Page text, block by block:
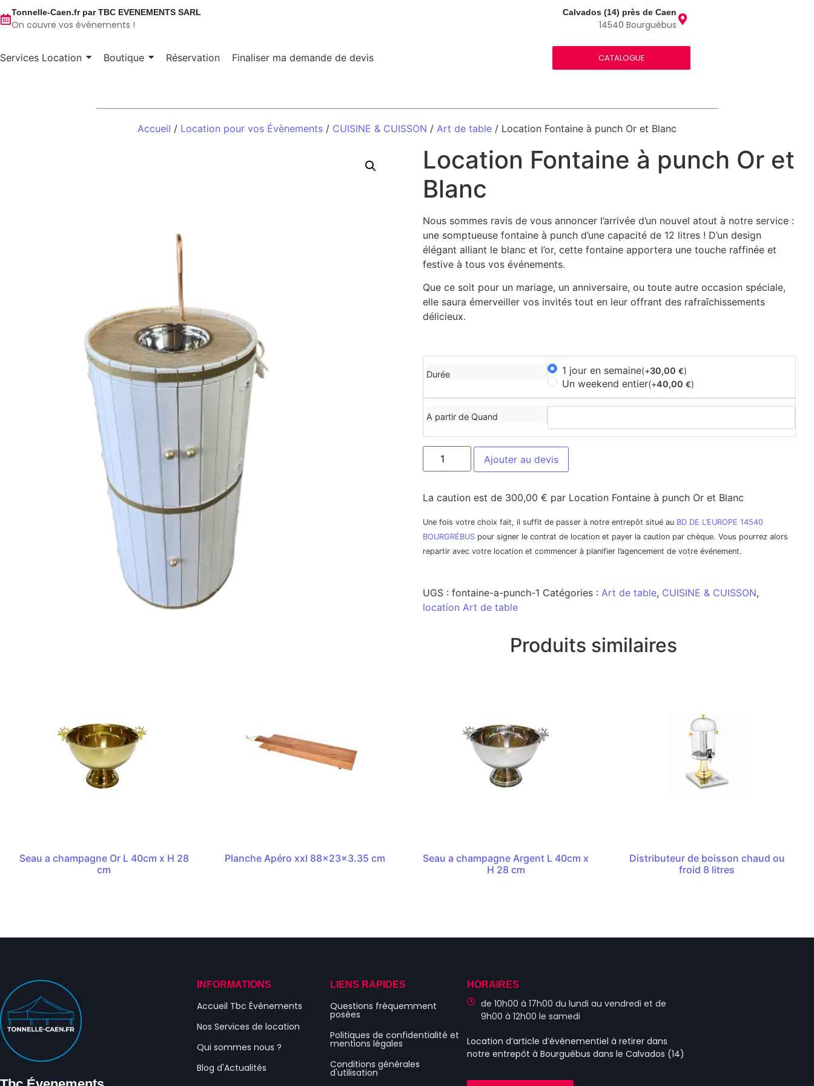
Tonnelle-Caen.fr par TBC EVENEMENTS SARL
On couvre vos événements !
Calvados (14) près de Caen
14540 Bourguébus
Services Location Boutique Réservation Finaliser ma demande de devis CATALOGUE
Accueil / Location pour vos Évènements / CUISINE & CUISSON / Art de table / Location Fontaine à punch Or et Blanc
Location Fontaine à punch Or et
Blanc
Nous sommes ravis de vous annoncer l’arrivée d’un nouvel atout à notre service :
une somptueuse fontaine à punch d’une capacité de 12 litres ! D’un design
élégant alliant le blanc et l’or, cette fontaine apportera une touche raffinée et
festive à tous vos événements.
Que ce soit pour un mariage, un anniversaire, ou toute autre occasion spéciale,
elle saura émerveiller vos invités tout en leur offrant des rafraîchissements
délicieux.
Durée 1 jour en semaine(+30,00 €)
Un weekend entier(+40,00 €)
A partir de Quand
Ajouter au devis
La caution est de 300,00 € par Location Fontaine à punch Or et Blanc
Une fois votre choix fait, il suffit de passer à notre entrepôt situé au BD DE L’EUROPE 14540
BOURGRÉBUSpour signer le contrat de location et payer la caution par chèque. Vous pourrez alors
repartir avec votre location et commencer à planifier l’agencement de votre événement.
UGS : fontaine-a-punch-1 Catégories : Art de table, CUISINE & CUISSON,
location Art de table
Produits similaires
Seau a champagne Or L 40cm x H 28
cm
Planche Apéro xxl 88x23x3.35 cm
Seau a champagne Argent L 40cm x
H 28 cm
Distributeur de boisson chaud ou
froid 8 litres
INFORMATIONS
Accueil Tbc Évènements
Nos Services de location
Qui sommes nous ?
Blog d'Actualités
LIENS RAPIDES
Questions fréquemment
posées
Politiques de confidentialité et
mentions légales
Conditions générales
d'utilisation
HORAIRES
de 10h00 à 17h00 du lundi au vendredi et de
9h00 à 12h00 le samedi
Location d’article d’événementiel à retirer dans
notre entrepôt à Bourguébus dans le Calvados (14)